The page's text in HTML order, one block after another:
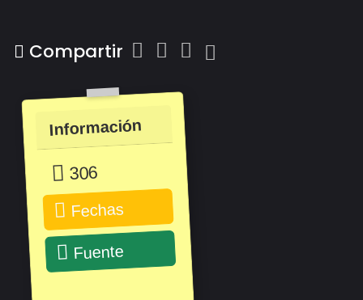
Compartir
Información
306
Fechas
Fuente